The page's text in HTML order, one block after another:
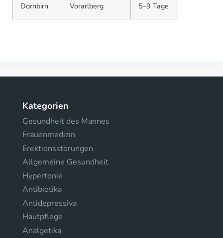
Dornbirn Vorarlberg 5–9 Tage
Kategorien
Gesundheit des Mannes
Frauenmedizin
Erektionsstörungen
Allgemeine Gesundheit
Hypertonie
Antibiotika
Antidepressiva
Hautpflege
Analgetika